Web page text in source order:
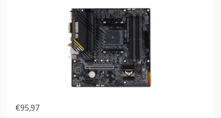
€95,97